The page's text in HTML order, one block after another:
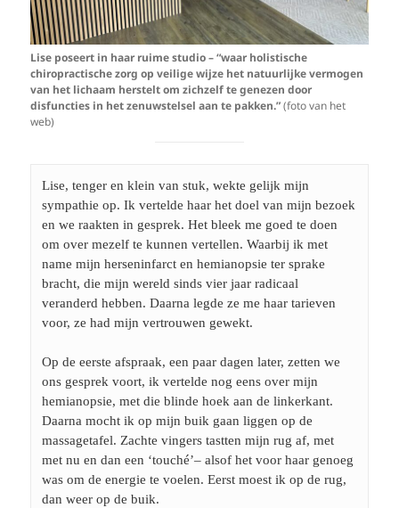
Lise poseert in haar ruime studio – “waar holistische
chiropractische zorg op veilige wijze het natuurlijke vermogen
van het lichaam herstelt om zichzelf te genezen door
disfuncties in het zenuwstelsel aan te pakken.​​”(foto van het
web)
Lise, tenger en klein van stuk, wekte gelijk mijn
sympathie op. Ik vertelde haar het doel van mijn bezoek
en we raakten in gesprek. Het bleek me goed te doen
om over mezelf te kunnen vertellen. Waarbij ik met
name mijn herseninfarct en hemianopsie ter sprake
bracht, die mijn wereld sinds vier jaar radicaal
veranderd hebben. Daarna legde ze me haar tarieven
voor, ze had mijn vertrouwen gewekt.
Op de eerste afspraak, een paar dagen later, zetten we
ons gesprek voort, ik vertelde nog eens over mijn
hemianopsie, met die blinde hoek aan de linkerkant.
Daarna mocht ik op mijn buik gaan liggen op de
massagetafel. Zachte vingers tastten mijn rug af, met
met nu en dan een ‘touché’– alsof het voor haar genoeg
was om de energie te voelen. Eerst moest ik op de rug,
dan weer op de buik.